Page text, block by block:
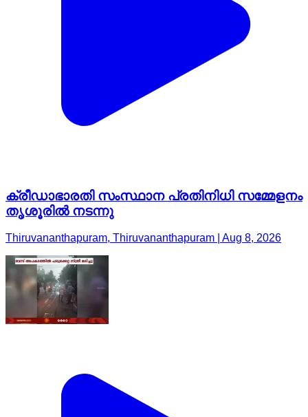
ക്രീഡാഭാരതി സംസ്ഥാന പ്രതിനിധി സമ്മേളനം
തൃശൂരിൽ നടന്നു
Thiruvananthapuram, Thiruvananthapuram | Aug 8, 2026